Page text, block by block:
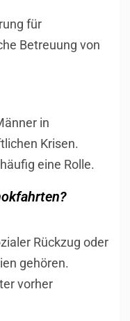
für
Betreuung von
in
Krisen.
eine Rolle.
Rückzug oder
gehören.
vorher